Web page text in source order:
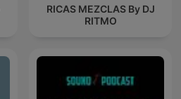
RICAS MEZCLAS By DJ
RITMO